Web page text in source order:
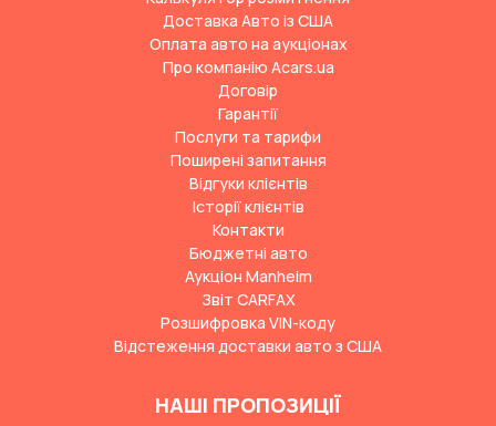
Доставка Авто із США
Оплата авто на аукціонах
Про компанію Acars.ua
Договір
Гарантії
Послуги та тарифи
Поширені запитання
Відгуки клієнтів
Історії клієнтів
Контакти
Бюджетні авто
Аукціон Manheim
Звіт CARFAX
Розшифровка VIN-коду
Відстеження доставки авто з США
НАШІ ПРОПОЗИЦІЇ